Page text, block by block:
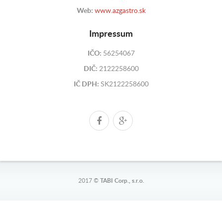
Web: www.azgastro.sk
Impressum
IČO: 56254067
DIČ: 2122258600
IČ DPH: SK2122258600
2017 © TABI Corp., s.r.o.